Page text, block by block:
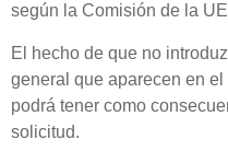
según la Comisión de la
El hecho de que no
general que aparecen en
podrá tener como
solicitud.